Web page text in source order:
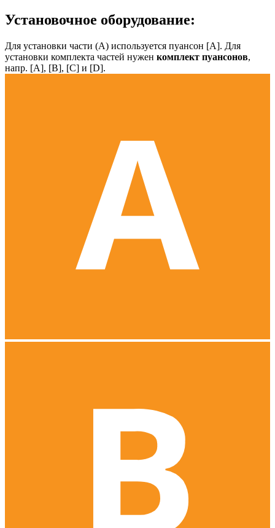
Установочное оборудование:
Для установки части (А) используется пуансон [А]. Для
установки комплекта частей нужен комплект пуансонов,
напр. [А], [B], [С] и [D].